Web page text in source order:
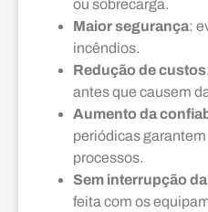
ou sobrecarga.
Maior segurança:
incêndios.
Redução de custos
antes que causem
Aumento da
periódicas
processos.
Sem interrupção
feita com os